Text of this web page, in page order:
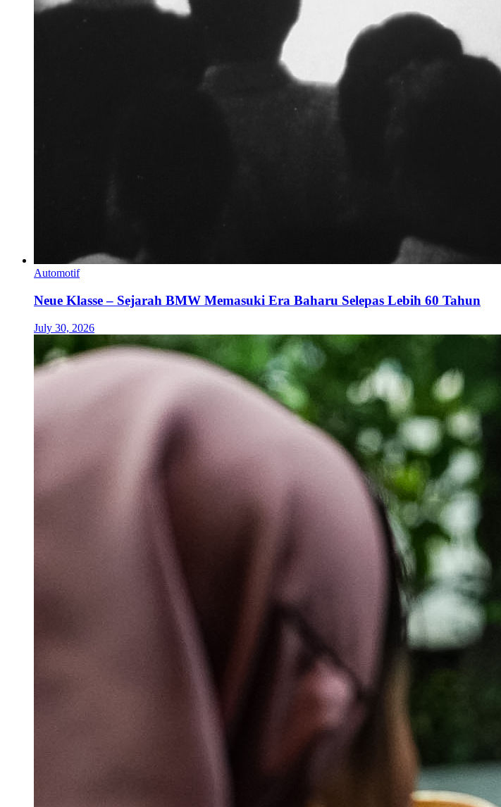
Automotif
Neue Klasse – Sejarah BMW Memasuki Era Baharu Selepas Lebih 60 Tahun
July 30, 2026